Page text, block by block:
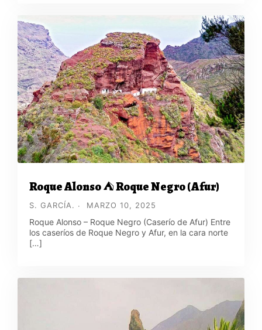
Roque Alonso ⛺ Roque Negro (Afur)
S. GARCÍA. MARZO 10, 2025
Roque Alonso – Roque Negro (Caserío de Afur) Entre
los caseríos de Roque Negro y Afur, en la cara norte
[…]